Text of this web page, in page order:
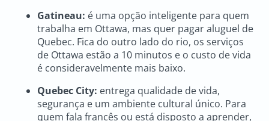
Gatineau: é uma opção inteligente para quem
trabalha em Ottawa, mas quer pagar aluguel de
Quebec. Fica do outro lado do rio, os serviços
de Ottawa estão a 10 minutos e o custo de vida
é consideravelmente mais baixo.
Quebec City: entrega qualidade de vida,
segurança e um ambiente cultural único. Para
quem fala francês ou está disposto a aprender,